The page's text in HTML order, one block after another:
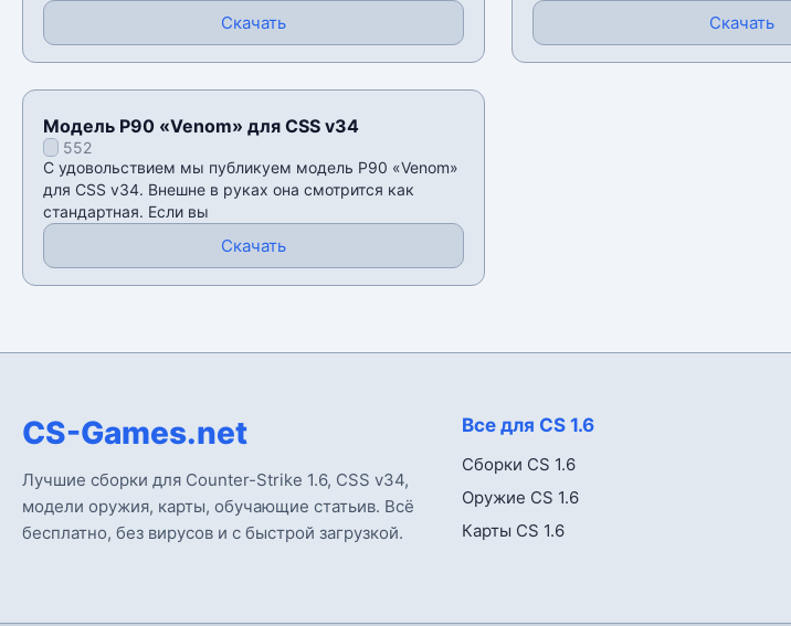
Скачать Скачать
Модель P90 «Venom» для CSS v34
552
С удовольствием мы публикуем модель P90 «Venom»
для CSS v34. Внешне в руках она смотрится как
стандартная. Если вы
Скачать
CS-Games.net
Лучшие сборки для Counter-Strike 1.6, CSS v34,
модели оружия, карты, обучающие статьив. Всё
бесплатно, без вирусов и с быстрой загрузкой.
Все для CS 1.6
Сборки CS 1.6
Оружие CS 1.6
Карты CS 1.6